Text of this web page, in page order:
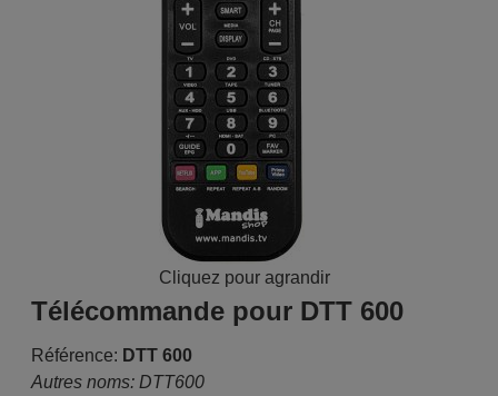
Cliquez pour agrandir
Télécommande pour DTT 600
Référence: DTT 600
Autres noms: DTT600